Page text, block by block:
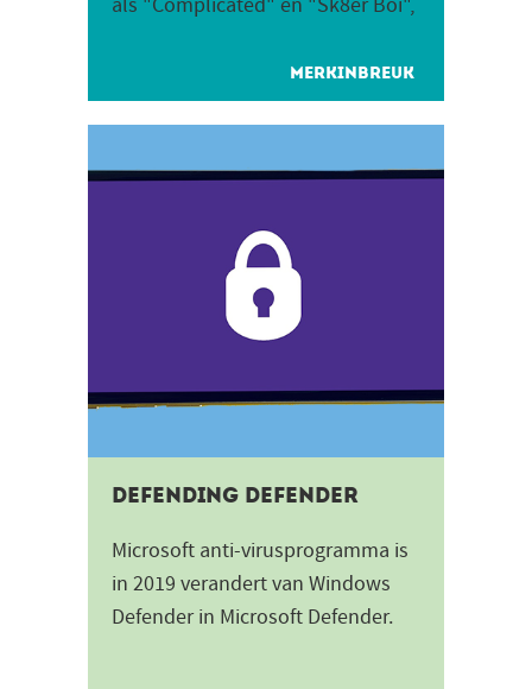
kapsels. Haar kapsels...MERKINBREUK
Defending Defender
Microsoft anti-virusprogramma is
in 2019 verandert van Windows
Defender in Microsoft Defender.